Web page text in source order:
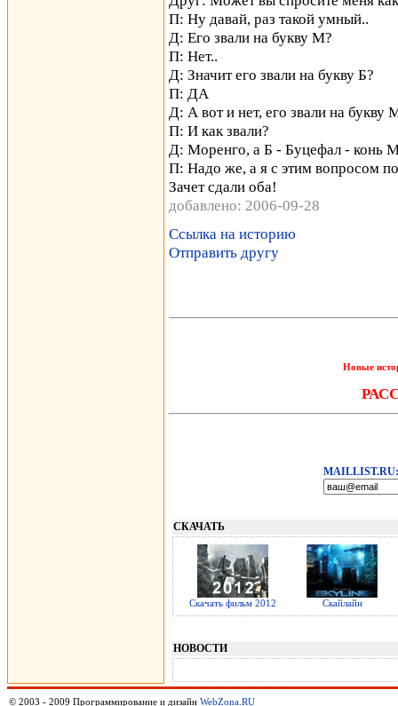
П: Ну давай, раз такой умный..
Д: Его звали на букву М?
П: Нет..
Д: Значит его звали на букву Б?
П: ДА
Д: А вот и нет, его звали на букву
П: И как звали?
Д: Моренго, а Б - Буцефал - конь
П: Надо же, а я с этим вопросом
Зачет сдали оба!
добавлено: 2006-09-28
Ссылка на историю
Отправить другу
Новые
MAILLIST.RU:
СКАЧАТЬ
Скачать фильм 2012 Скайлайн
НОВОСТИ
© 2003 - 2009 Программирование и дизайн WebZona.RU